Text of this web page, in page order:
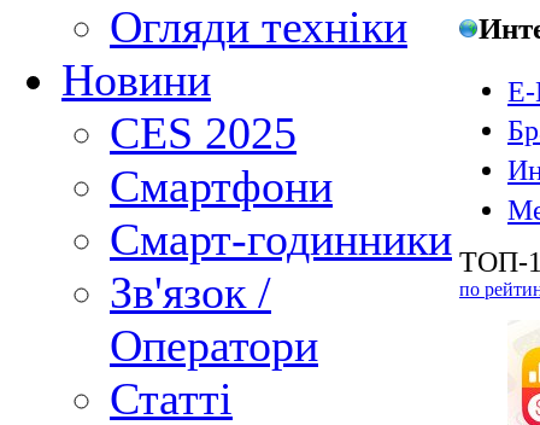
Огляди техніки
Новини
CES 2025
Смартфони
Смарт-годинники
Зв'язок /
Оператори
Статті
ТОП-
по